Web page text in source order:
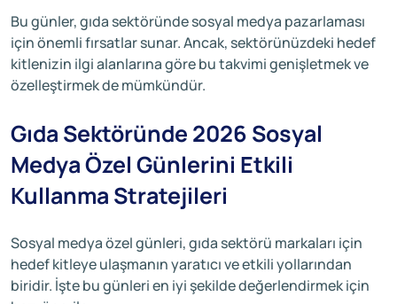
Bu günler, gıda sektöründe sosyal medya pazarlaması
için önemli fırsatlar sunar. Ancak, sektörünüzdeki hedef
kitlenizin ilgi alanlarına göre bu takvimi genişletmek ve
özelleştirmek de mümkündür.
Gıda Sektöründe 2026 Sosyal
Medya Özel Günlerini Etkili
Kullanma Stratejileri
Sosyal medya özel günleri, gıda sektörü markaları için
hedef kitleye ulaşmanın yaratıcı ve etkili yollarından
biridir. İşte bu günleri en iyi şekilde değerlendirmek için